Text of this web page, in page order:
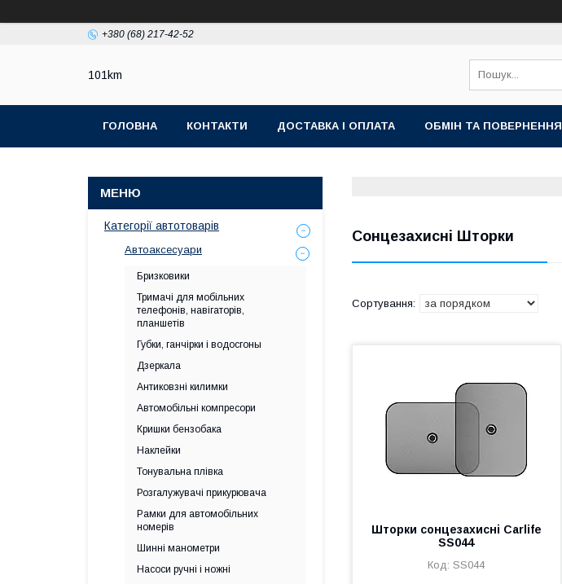
+380 (68) 217-42-52
101km
ГОЛОВНА КОНТАКТИ ДОСТАВКА І ОПЛАТА ОБМІН ТА ПОВЕРНЕННЯ
Сонцезахисні Шторки
Шторки сонцезахисні Carlife
SS044
SS044
Категорії автотоварів
Автоаксесуари
Бризковики
Тримачі для мобільних
телефонів, навігаторів,
планшетів
Губки, ганчірки і водосгоны
Дзеркала
Антиковзні килимки
Автомобільні компресори
Кришки бензобака
Наклейки
Тонувальна плівка
Розгалужувачі прикурювача
Рамки для автомобільних
номерів
Шинні манометри
Насоси ручні і ножні